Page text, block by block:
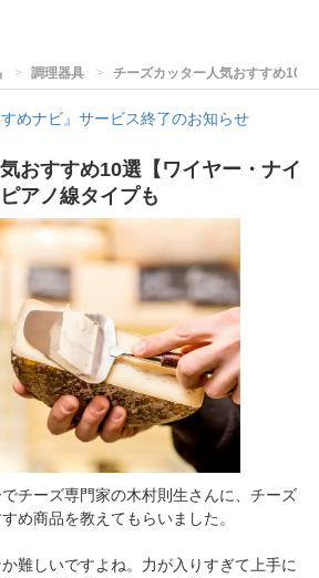
調理器具 チーズカッター人気おすすめ10
すめナビ』サービス終了のお知らせ
おすすめ10選【ワイヤー・ナイ
アノ線タイプも
チーズ専門家の木村則生さんに、チーズ
め商品を教えてもらいました。
難しいですよね。力が入りすぎて上手に